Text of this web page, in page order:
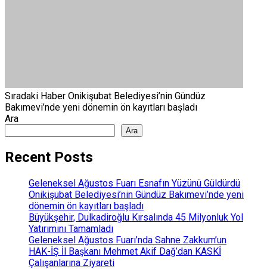
Sıradaki Haber Onikişubat Belediyesi’nin Gündüz
Bakımevi’nde yeni dönemin ön kayıtları başladı
Ara
Ara
Recent Posts
Geleneksel Ağustos Fuarı Esnafın Yüzünü Güldürdü
Onikişubat Belediyesi’nin Gündüz Bakımevi’nde yeni
dönemin ön kayıtları başladı
Büyükşehir, Dulkadiroğlu Kırsalında 45 Milyonluk Yol
Yatırımını Tamamladı
Geleneksel Ağustos Fuarı’nda Sahne Zakkum’un
HAK-İŞ İl Başkanı Mehmet Akif Dağ’dan KASKİ
Çalışanlarına Ziyareti